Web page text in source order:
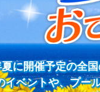
に開催予定の全
イベントや、プー